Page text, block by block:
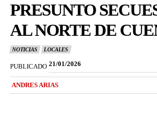
PRESUNTO
AL NORTE DE
NOTICIAS LOCALES
PUBLICADO 21/01/2026
ANDRES ARIAS